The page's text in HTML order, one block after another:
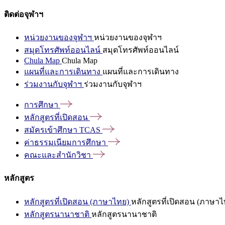
ติดต่อจุฬาฯ
หน่วยงานของจุฬาฯ หน่วยงานของจุฬาฯ
สมุดโทรศัพท์ออนไลน์ สมุดโทรศัพท์ออนไลน์
Chula Map Chula Map
แผนที่และการเดินทาง แผนที่และการเดินทาง
ร่วมงานกับจุฬาฯ ร่วมงานกับจุฬาฯ
การศึกษา
หลักสูตรที่เปิดสอน
สมัครเข้าศึกษา TCAS
ค่าธรรมเนียมการศึกษา
คณะและสำนักวิชา
หลักสูตร
หลักสูตรที่เปิดสอน (ภาษาไทย) หลักสูตรที่เปิดสอน (ภาษาไ
หลักสูตรนานาชาติ หลักสูตรนานาชาติ